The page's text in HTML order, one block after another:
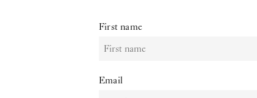
First name
Email